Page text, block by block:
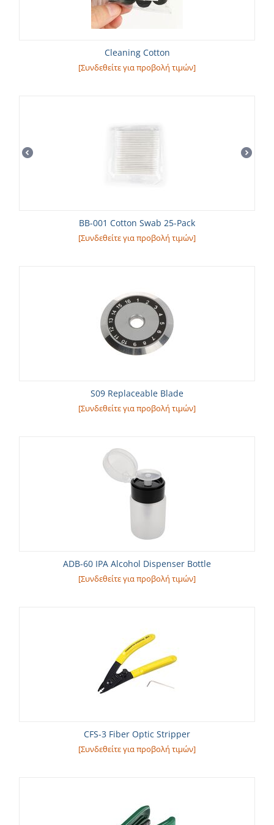
Cleaning Cotton
[Συνδεθείτε για προβολή τιμών]
BB-001 Cotton Swab 25-Pack
[Συνδεθείτε για προβολή τιμών]
S09 Replaceable Blade
[Συνδεθείτε για προβολή τιμών]
ADB-60 IPA Alcohol Dispenser Bottle
[Συνδεθείτε για προβολή τιμών]
CFS-3 Fiber Optic Stripper
[Συνδεθείτε για προβολή τιμών]